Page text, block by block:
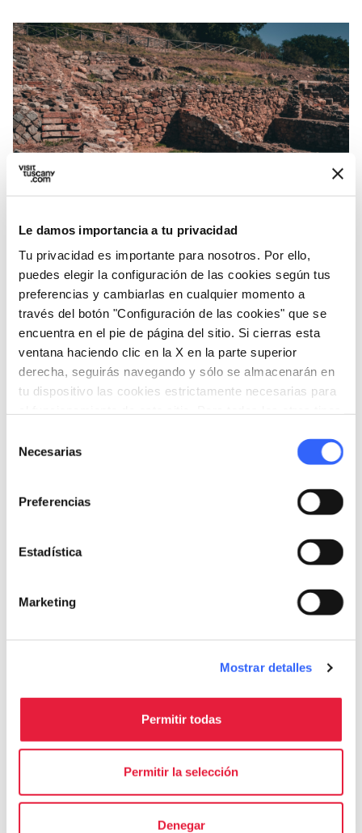
Le damos importancia a tu privacidad
Tu privacidad es importante para nosotros. Por ello,
puedes elegir la configuración de las cookies según tus
preferencias y cambiarlas en cualquier momento a
través del botón "Configuración de las cookies" que se
encuentra en el pie de página del sitio. Si cierras esta
ventana haciendo clic en la X en la parte superior
derecha, seguirás navegando y sólo se almacenarán en
tu dispositivo las cookies estrictamente necesarias para
Necesarias
Preferencias
Estadística
Marketing
Mostrar detalles
Permitir todas
Permitir la selección
Denegar
Los restos de una antigua tienda de comida
callejera - Credit:
Marcel Fagin
Los residentes etruscos de Roselle, y luego los
romanos, tenían la práctica muy arraigada de
vender comida en pequeñas tiendas
ubicadas sobre las calles principalesde la
ciudad. Los vendedores de alimentos vendían
habitantes de la ciudad que se detenían en sus
callejera... ¿Quién lo diría?
El foro etrusco - Credit:Marcel Fagin